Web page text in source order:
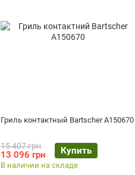
Гриль контактный Bartscher A150670
15 407 грн
13 096 грн Купить
В наличии на складе